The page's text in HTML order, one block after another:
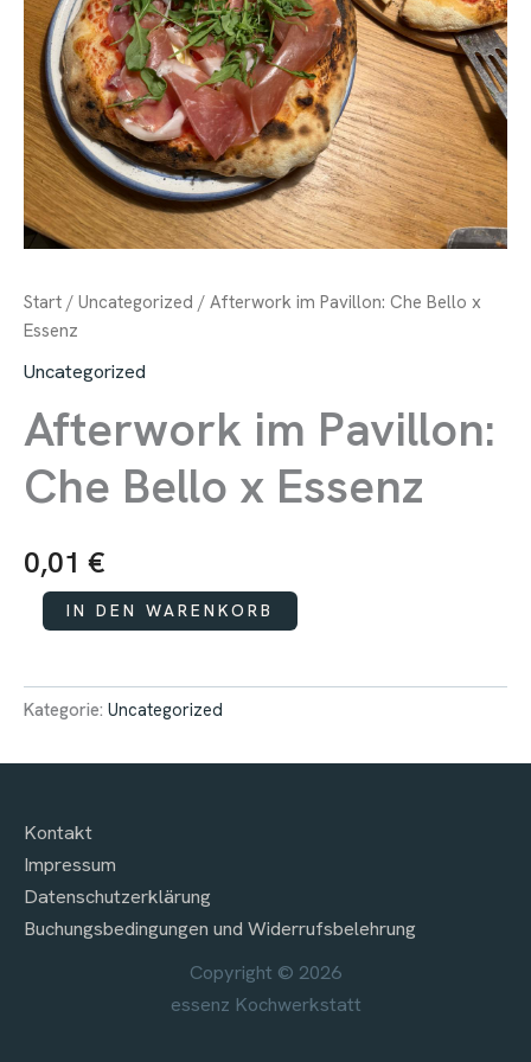
Start / Uncategorized / Afterwork im Pavillon: Che Bello x
Essenz
Uncategorized
Afterwork im Pavillon:
Che Bello x Essenz
0,01 €
Afterwork
x
Menge
IN DEN WARENKORB
Kategorie: Uncategorized
Kontakt
Impressum
Datenschutzerklärung
Buchungsbedingungen und Widerrufsbelehrung
Copyright © 2026
essenz Kochwerkstatt